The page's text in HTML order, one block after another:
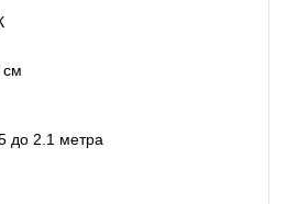
см
до 2.1 метра